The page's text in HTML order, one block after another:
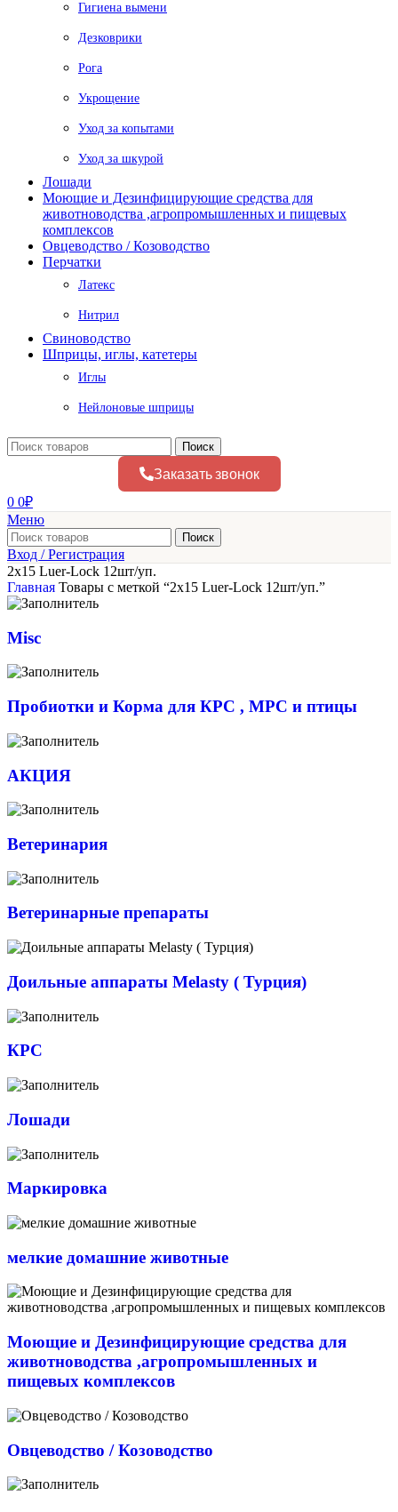
Гигиена вымени
Дезковрики
Рога
Укрощение
Уход за копытами
Уход за шкурой
Лошади
Моющие и Дезинфицирующие средства для
животноводства ,агропромышленных и пищевых
комплексов
Овцеводство / Козоводство
Перчатки
Латекс
Нитрил
Свиноводство
Шприцы, иглы, катетеры
Иглы
Нейлоновые шприцы
Поиск
Заказать звонок
0 0₽
Меню
Поиск
Вход / Регистрация
2х15 Luer-Lock 12шт/уп.
Главная Товары с меткой “2х15 Luer-Lock 12шт/уп.”
Misc
Пробиотки и Корма для КРС , МРС и птицы
АКЦИЯ
Ветеринария
Ветеринарные препараты
Доильные аппараты Melasty ( Турция)
КРС
Лошади
Маркировка
мелкие домашние животные
Моющие и Дезинфицирующие средства для
животноводства ,агропромышленных и
пищевых комплексов
Овцеводство / Козоводство